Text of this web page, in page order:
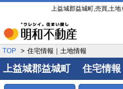
上益城郡益城町,売買,土
TOP 住宅情報｜土地情報
上益城郡益城町 住宅情報